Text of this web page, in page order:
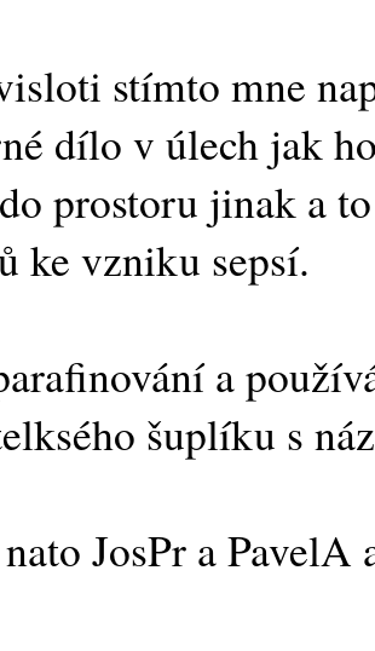
stímto mne
dílo v úlech jak
prostoru jinak a
ke vzniku sepsí.
a
šuplíku s
JosPr a PavelA